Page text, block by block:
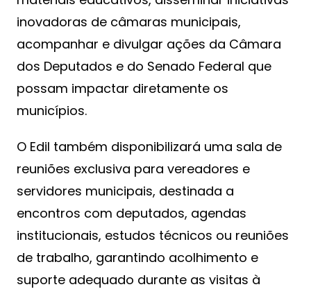
inovadoras de câmaras municipais,
acompanhar e divulgar ações da Câmara
dos Deputados e do Senado Federal que
possam impactar diretamente os
municípios.
O Edil também disponibilizará uma sala de
reuniões exclusiva para vereadores e
servidores municipais, destinada a
encontros com deputados, agendas
institucionais, estudos técnicos ou reuniões
de trabalho, garantindo acolhimento e
suporte adequado durante as visitas à